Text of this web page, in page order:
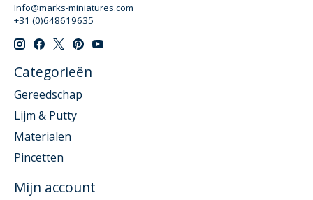
Info@marks-miniatures.com
+31 (0)648619635
Categorieën
Gereedschap
Lijm & Putty
Materialen
Pincetten
Mijn account